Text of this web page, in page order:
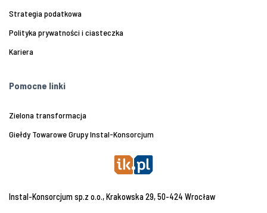
Strategia podatkowa
Polityka prywatności i ciasteczka
Kariera
Pomocne linki
Zielona transformacja
Giełdy Towarowe Grupy Instal-Konsorcjum
Instal-Konsorcjum sp.z o.o., Krakowska 29, 50-424 Wrocław